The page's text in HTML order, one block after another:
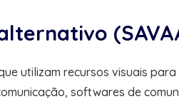
utilizam recursos visuais
softwares de